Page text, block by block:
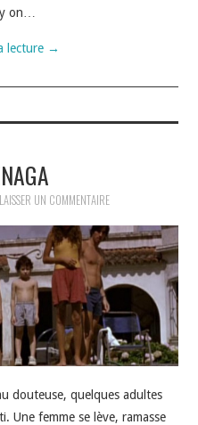
on…
lecture →
LAISSER UN COMMENTAIRE
douteuse, quelques adultes
Une femme se lève, ramasse